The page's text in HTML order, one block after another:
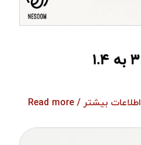
اطلاعات بیشتر / Read more